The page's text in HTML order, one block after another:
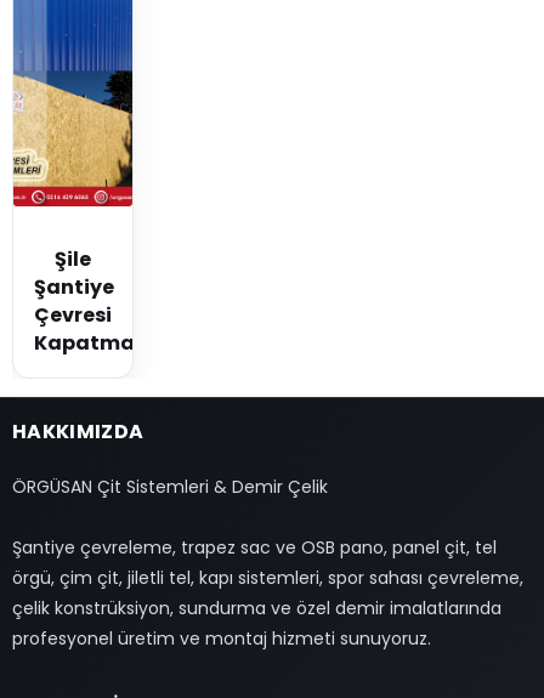
Şile
Şantiye
Çevresi
Kapatma
HAKKIMIZDA
ÖRGÜSAN Çit Sistemleri & Demir Çelik
Şantiye çevreleme, trapez sac ve OSB pano, panel çit, tel
örgü, çim çit, jiletli tel, kapı sistemleri, spor sahası çevreleme,
çelik konstrüksiyon, sundurma ve özel demir imalatlarında
profesyonel üretim ve montaj hizmeti sunuyoruz.